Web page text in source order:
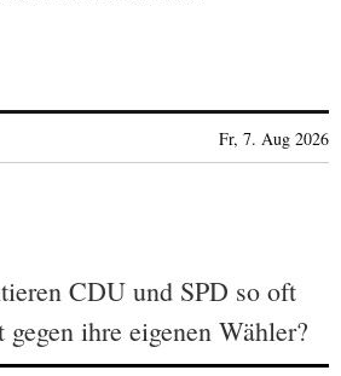
Fr, 7. Aug 2026
CDU und SPD so oft
gegen ihre eigenen Wähler?